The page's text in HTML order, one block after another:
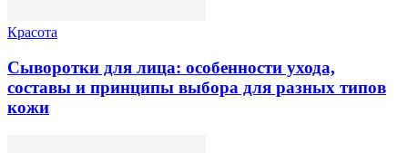
Красота
Сыворотки для лица: особенности ухода,
составы и принципы выбора для разных типов
кожи